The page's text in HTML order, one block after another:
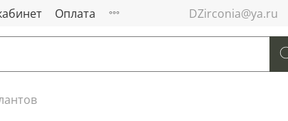
Оплата DZirconia@ya.ru